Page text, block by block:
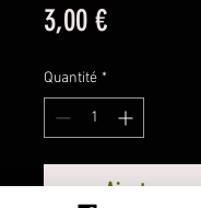
3,00 €Prix
Quantité *
Ajouter au